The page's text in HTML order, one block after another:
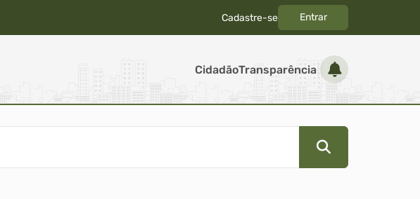
Cadastre-se Entrar
CidadãoTransparência